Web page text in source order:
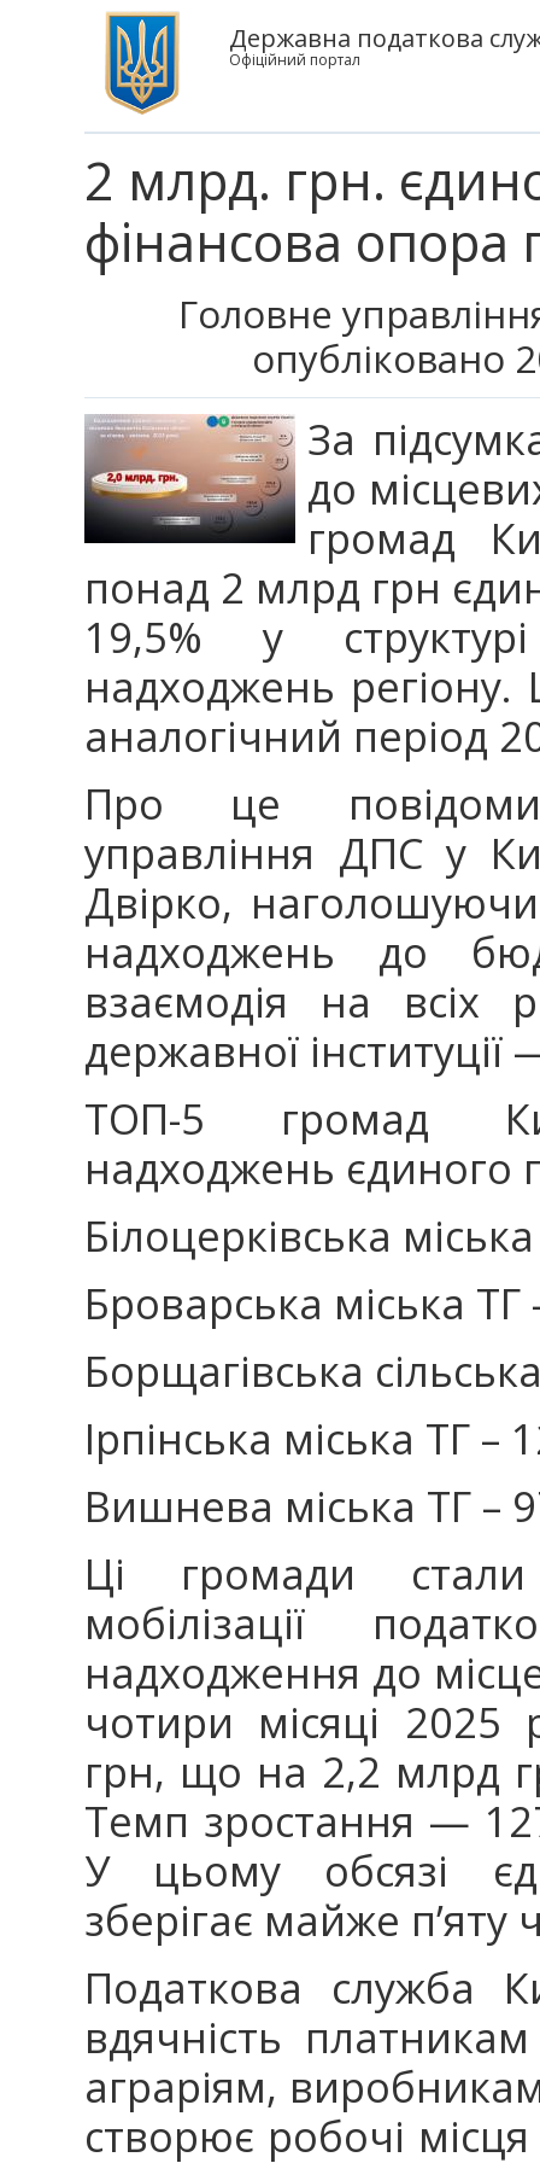
Державна податкова
Офіційний портал
2 млрд. грн.
фінансова
Головне
опубліковано
За
до
громад
понад 2 млрд грн
19,5% у
надходжень
аналогічний період
Про це
управління ДПС у
Двірко,
надходжень до
взаємодія на всіх
державної
ТОП-5 громад
надходжень єдиного
Білоцерківська
Броварська міська
Борщагівська
Ірпінська міська ТГ
Вишнева міська ТГ –
Ці громади
мобілізації
надходження до
чотири місяці
грн, що на 2,2 млрд
Темп зростання —
У цьому обсязі
зберігає майже п’яту
Податкова служба
вдячність
аграріям,
створює робочі